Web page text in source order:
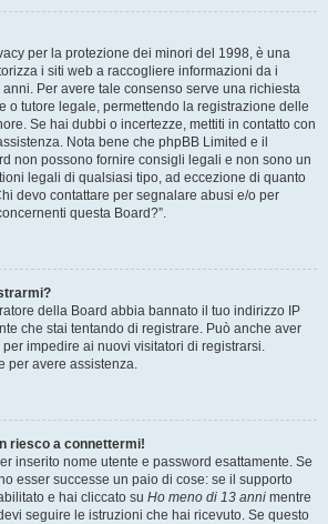
per la protezione dei minori del 1998, è una
i siti web a raccogliere informazioni da i
Per avere tale consenso serve una richiesta
o tutore legale, permettendo la registrazione delle
Se hai dubbi o incertezze, mettiti in contatto con
Nota bene che phpBB Limited e il
non possono fornire consigli legali e non sono un
legali di qualsiasi tipo, ad eccezione di quanto
devo contattare per segnalare abusi e/o per
questa Board?”.
della Board abbia bannato il tuo indirizzo IP
che stai tentando di registrare. Può anche aver
impedire ai nuovi visitatori di registrarsi.
per avere assistenza.
riesco a connettermi!
inserito nome utente e password esattamente. Se
esser successe un paio di cose: se il supporto
e hai cliccato su Ho meno di 13 anni mentre
seguire le istruzioni che hai ricevuto. Se questo